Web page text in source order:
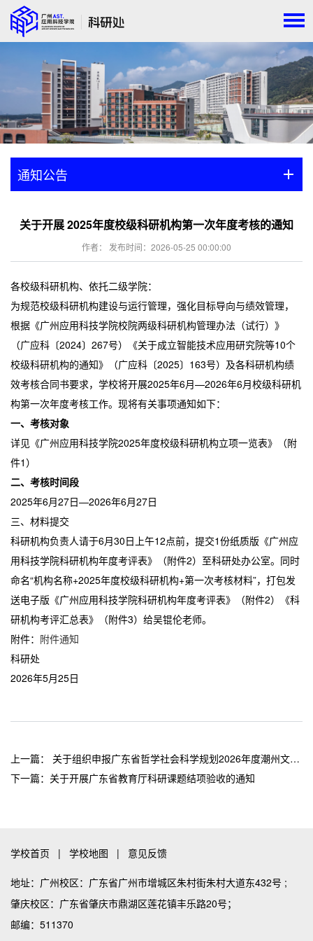
通知公告
关于开展 2025年度校级科研机构第一次年度考核的通知
作者： 发布时间：2026-05-25 00:00:00
各校级科研机构、依托二级学院：
为规范校级科研机构建设与运行管理，强化目标导向与绩效管理，
根据《广州应用科技学院校院两级科研机构管理办法（试行）》
（广应科〔2024〕267号）《关于成立智能技术应用研究院等10个
校级科研机构的通知》（广应科〔2025〕163号）及各科研机构绩
效考核合同书要求，学校将开展2025年6月—2026年6月校级科研机
构第一次年度考核工作。现将有关事项通知如下：
一、考核对象
详见《广州应用科技学院2025年度校级科研机构立项一览表》（附
件1）
二、考核时间段
2025年6月27日—2026年6月27日
三、材料提交
科研机构负责人请于6月30日上午12点前，提交1份纸质版《广州应
用科技学院科研机构年度考评表》（附件2）至科研处办公室。同时
命名“机构名称+2025年度校级科研机构+第一次考核材料”，打包发
送电子版《广州应用科技学院科研机构年度考评表》（附件2）《科
研机构考评汇总表》（附件3）给吴锟伦老师。
附件： 附件通知
科研处
2026年5月25日
上一篇： 关于组织申报广东省哲学社会科学规划2026年度潮州文化研究专项的通知
下一篇： 关于开展广东省教育厅科研课题结项验收的通知
学校首页 | 学校地图 | 意见反馈
地址：广州校区：广东省广州市增城区朱村街朱村大道东432号 ;
肇庆校区：广东省肇庆市鼎湖区莲花镇丰乐路20号；
邮编：511370